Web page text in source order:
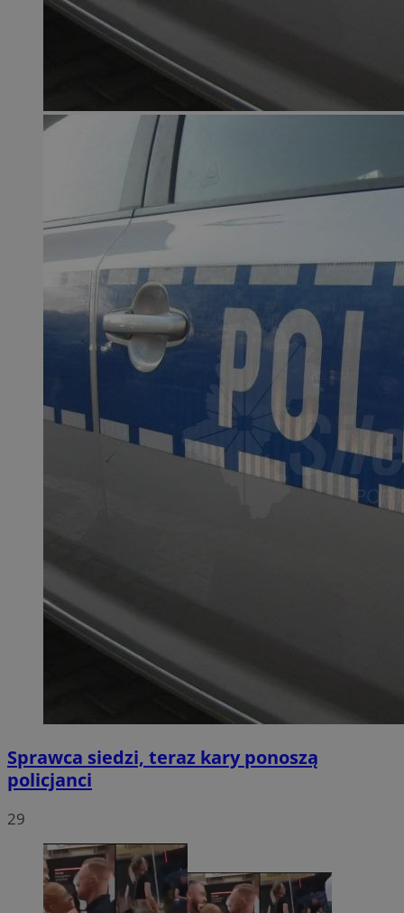
Sprawca siedzi, teraz kary ponoszą
policjanci
29